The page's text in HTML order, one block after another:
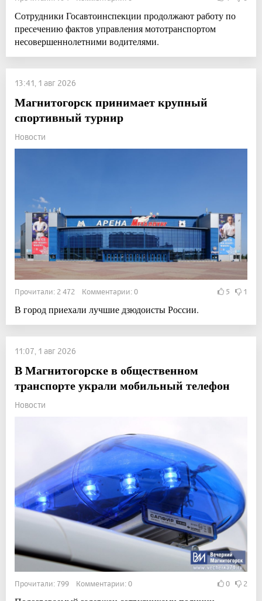
Сотрудники Госавтоинспекции продолжают работу по
пресечению фактов управления мототранспортом
несовершеннолетними водителями.
13:41, 1 авг 2026
Магнитогорск принимает крупный
спортивный турнир
Новости
Прочитали: 2 472 Комментарии: 0 5 1
В город приехали лучшие дзюдоисты России.
11:07, 1 авг 2026
В Магнитогорске в общественном
транспорте украли мобильный телефон
Новости
Прочитали: 799 Комментарии: 0 0 2